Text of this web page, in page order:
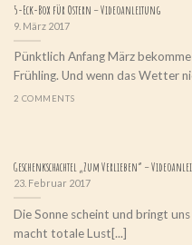
5-Eck-Box für Ostern – Videoanleitung
9. März 2017
Pünktlich Anfang März
Frühling. Und wenn das Wetter
2 COMMENTS
Geschenkschachtel „Zum Verlieben“ –
23. Februar 2017
Die Sonne scheint und bringt
macht totale Lust[...]